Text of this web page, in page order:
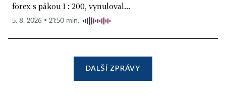
forex s pákou 1 : 200, vynuloval...
5. 8. 2026 ▪ 21:50 min.
DALŠÍ ZPRÁVY